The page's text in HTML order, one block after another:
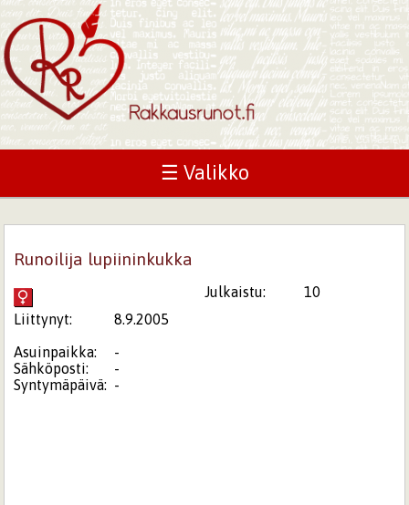
☰ Valikko
Runoilija lupiininkukka
Julkaistu:
10
Liittynyt:
8.9.2005
Asuinpaikka:
-
Sähköposti:
-
Syntymäpäivä: -